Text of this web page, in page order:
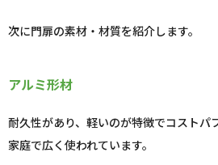
次に門扉の素材・材質を紹介します。
アルミ形材
耐久性があり、軽いのが特徴でコストパ
家庭で広く使われています。